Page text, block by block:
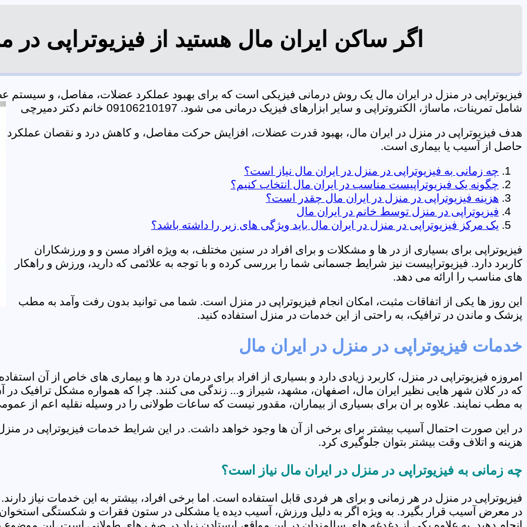
اگر ساکن ایران مال هستید از فیزیوتراپی
فیزیوتراپی در منزل در ایران مال یک روش درمانی فیزیکی است که برای بهبود عملکرد عضلات، مفاصل، و
شامل تمرینات، ماساژ، الکتروتراپی و سایر ابزارهای فیزیک درمانی می شود. 09106210197 خانم دکتر دمیرچی
هدف فیزیوتراپی در منزل در ایران مال، بهبود قدرت عضلات، افزایش حرکت مفاصل، و کاهش درد و نقصان عملکرد
حاصل از آسیب یا بیماری است.
چه زمانی به فیزیوتراپی در منزل در ایران مال نیاز است؟
چگونه یک فیزیوتراپیست مناسب در ایران مال انتخاب کنیم؟
هزینه فیزیوتراپی در منزل در ایران مال چقدر است؟
فیزیوتراپی در منزل توسط خانم در ایران مال
یک مرکز فیزیوتراپی در منزل در ایران مال باید ویژگی های زیر را داشته باشد؟
فیزیوتراپی برای بسیاری از در ها و مشکلات و برای افراد در سنین مختلف، به ویژه افراد مسن و و ورزشکاران
کاربرد دارد. فیزیوتراپیست نیز شرایط جسمانی شما را بررسی کرده و با توجه به علائمی که دارید، ورزش و راهکار
های مناسب را ارائه می دهد.
این روز ها یکی از اتفاقات مثبت، امکان انجام فیزیوتراپی در منزل است. شما می توانید بدون رفت وآمد به مطب
پزشک و ماندن در ترافیک، به راحتی از این خدمات در منزل استفاده کنید.
خدمات فیزیوتراپی در منزل در ایران مال
امروزه فیزیوتراپی در منزل، کاربرد زیادی دارد و بسیاری از افراد برای درمان درد ها و بیماری های خاص از آن
که در کلان شهر هایی نظیر ایران مال، اصفهان، مشهد، شیراز و... زندگی می کنند. چرا که همواره مشکل ترافیک در
به مطب نمایند. علاوه بر ان برای بسیاری از بیماران، مقدور نیست که ساعات طولانی را در وسیله نقلیه اعم از
در این صورت احتمال آسیب بیشتر برای برخی از آن ها وجود خواهد داشت. در این شرایط خدمات فیزیوتراپی در
هزینه و اتلاف وقت بیشتر بتوان جلوگیری کرد.
چه زمانی به فیزیوتراپی در منزل در ایران مال نیاز است؟
فیزیوتراپی در منزل در هر زمانی و برای هر فردی قابل استفاده است. اما برخی افراد، بیشتر به این خدمات نیاز
در معرض آسیب قرار بگیرد. به ویژه اگر به دلیل ورزش، آسیب دیده یا مشکلی در ستون فقرات و شکستگی استخوان